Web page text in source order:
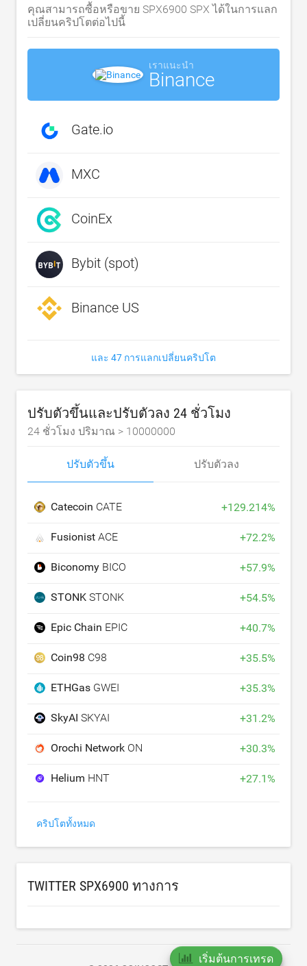
คุณสามารถซื้อหรือขาย SPX6900 SPX ได้ในการแลก
เปลี่ยนคริปโตต่อไปนี้
เราแนะนำ
Binance
Gate.io
MXC
CoinEx
Bybit (spot)
Binance US
และ 47 การแลกเปลี่ยนคริปโต
ปรับตัวขึ้นและปรับตัวลง 24 ชั่วโมง
24 ชั่วโมง ปริมาณ > 10000000
ปรับตัวขึ้น ปรับตัวลง
Catecoin CATE +129.214%
Fusionist ACE +72.2%
Biconomy BICO +57.9%
STONK STONK +54.5%
Epic Chain EPIC +40.7%
Coin98 C98 +35.5%
ETHGas GWEI +35.3%
SkyAI SKYAI +31.2%
Orochi Network ON +30.3%
Helium HNT +27.1%
คริปโตทั้งหมด
TWITTER SPX6900 ทางการ
เริ่มต้นการเทรด